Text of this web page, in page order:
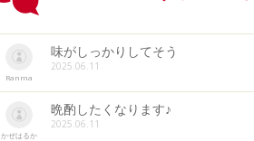
Ranma
味がしっかりしてそう
2025.06.11
かぜはるか
晩酌したくなります♪
2025.06.11